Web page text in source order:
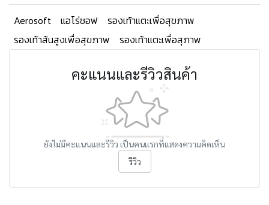
Aerosoft แอโร่ซอฟ
รองเท้าแตะเพื่อสุขภาพ
รองเท้าส้นสูงเพื่อสุขภาพ
รองเท้าแตะเพื่อสุภาพ
คะแนนและรีวิวสินค้า
ยังไม่มีคะแนนและรีวิว เป็นคนแรกที่แสดงความคิดเห็น
รีวิว